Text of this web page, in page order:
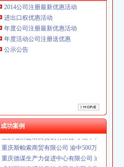
2014公司注册最新优惠活动
进出口权优惠活动
年度公司注册最新优惠活动
年度活动公司注册送优惠
公示公告
成功案例
重庆三虹房地产营销策划有限公司
重庆尊博贸易有限公司 渝江 （工商注册）
重庆科米克商贸有限责任公司 渝北50万 （工
重庆瑾崇进出口贸易有限公司 渝中100万 （进
重庆德谋生产力促进中心有限公司 渝大10万
成都国科海博信息技术股份有限公司重庆分